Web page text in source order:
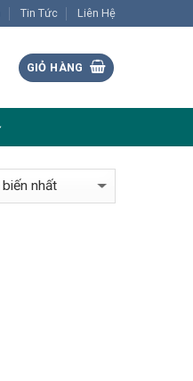
Tin Tức Liên Hệ
GIỎ HÀNG